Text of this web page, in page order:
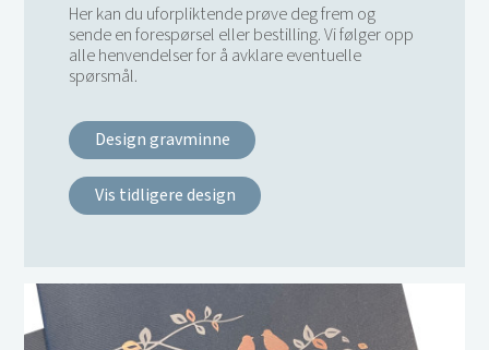
Her kan du uforpliktende prøve deg frem og
sende en forespørsel eller bestilling. Vi følger opp
alle henvendelser for å avklare eventuelle
spørsmål.
Design gravminne
Vis tidligere design